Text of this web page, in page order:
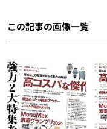
この記事の画像一覧